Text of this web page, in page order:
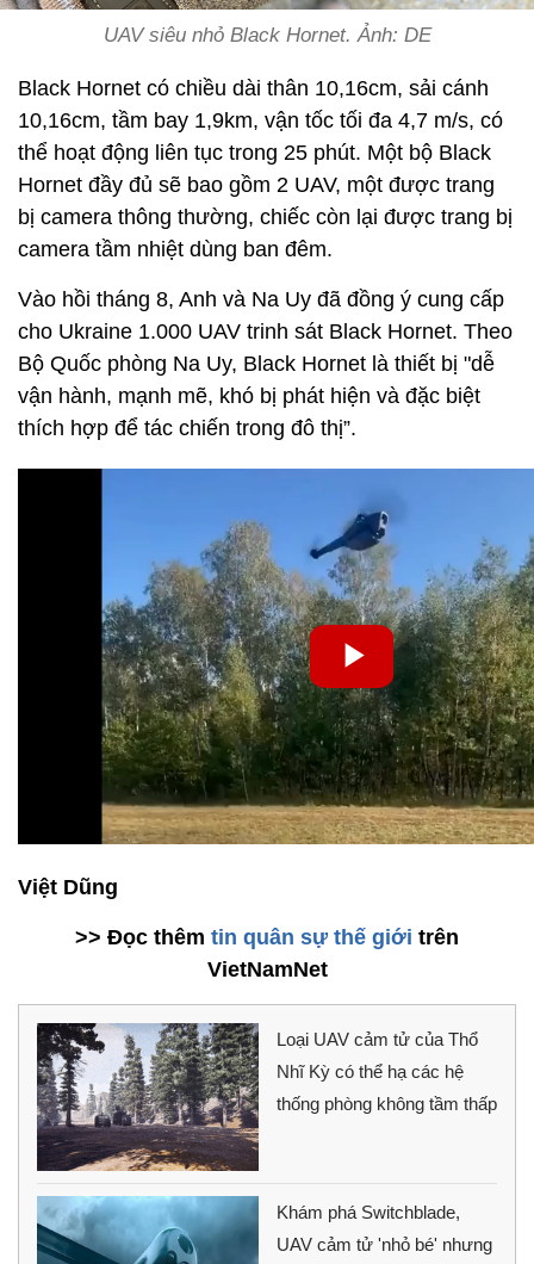
UAV siêu nhỏ Black Hornet. Ảnh: DE
Black Hornet có chiều dài thân 10,16cm, sải cánh
10,16cm, tầm bay 1,9km, vận tốc tối đa 4,7 m/s, có
thể hoạt động liên tục trong 25 phút. Một bộ Black
Hornet đầy đủ sẽ bao gồm 2 UAV, một được trang
bị camera thông thường, chiếc còn lại được trang bị
camera tầm nhiệt dùng ban đêm.
Vào hồi tháng 8, Anh và Na Uy đã đồng ý cung cấp
cho Ukraine 1.000 UAV trinh sát Black Hornet. Theo
Bộ Quốc phòng Na Uy, Black Hornet là thiết bị "dễ
vận hành, mạnh mẽ, khó bị phát hiện và đặc biệt
thích hợp để tác chiến trong đô thị”.
Việt Dũng
>> Đọc thêm tin quân sự thế giới trên
VietNamNet
Loại UAV cảm tử của Thổ
Nhĩ Kỳ có thể hạ các hệ
thống phòng không tầm thấp
Khám phá Switchblade,
UAV cảm tử 'nhỏ bé' nhưng